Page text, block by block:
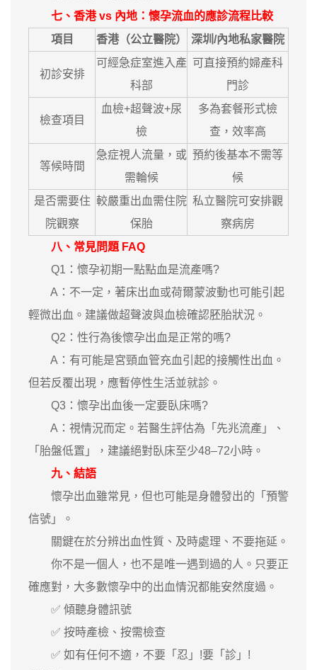
七、香港 vs 內地：懷孕流血的應診流程比較
項目
香港（公立醫院） 深圳/內地私家醫院
初診安排
可經急症室進入產
科部
可直接預約婦產科
門診
檢查項目
血檢+超聲波+尿
檢
多為套餐形式檢
查，效率高
等候時間
急症視人流量，或
需輪候
預約後基本不需等
候
是否需要住
院觀察
較嚴重出血需住院
保胎
私立醫院可安排觀
察病房
八、常見問題 FAQ
Q1：懷孕初期一點點血是流產嗎?
A：不一定，著床出血或荷爾蒙波動也可能引起
輕微出血。建議做超聲波與血檢確認胚胎狀況。
Q2：性行為後懷孕出血是正常的嗎?
A：有可能是宮頸血管充血引起的接觸性出血。
但若反覆出現，應暫停性生活並就診。
Q3：懷孕出血後一定要臥床嗎?
A：視情況而定。若醫生評估為「先兆流產」、
「胎盤低置」，建議絕對臥床至少48–72小時。
九、結語
懷孕出血雖常見，但也可能是身體發出的「預警
信號」。
關鍵在於分辨出血性質、及時處理、不要拖延。
你不是一個人，也不是唯一遇到過的人。只要正
確應對，大多數懷孕中的出血情況都能安然度過。
✅ 傾聽身體訊號
✅ 按時產檢、按需檢查
✅ 如有任何不適，不要「忍」!要「診」!